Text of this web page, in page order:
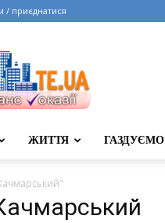
/ приєднатися
ЖИТТЯ ГАЗДУЄМО